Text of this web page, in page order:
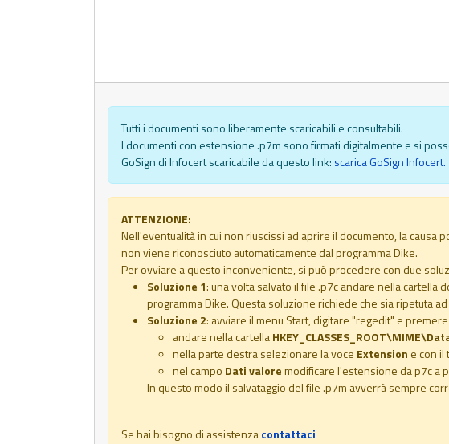
Tutti i documenti sono liberamente scaricabili e consultabili.
I documenti con estensione .p7m sono firmati digitalmente e si
GoSign di Infocert scaricabile da questo link: scarica GoSign Infocert.
ATTENZIONE:
Nell'eventualità in cui non riuscissi ad aprire il documento, la
non viene riconosciuto automaticamente dal programma Dike.
Per ovviare a questo inconveniente, si può procedere con due
Soluzione 1: una volta salvato il file .p7c andare nella
programma Dike. Questa soluzione richiede che sia ripetuta
Soluzione 2: avviare il menu Start, digitare "regedit" e
andare nella cartella
nella parte destra selezionare la voce Extension e con il
nel campo Dati valoremodificare l'estensione da p7c a
In questo modo il salvataggio del file .p7m avverrà sempre
Se hai bisogno di assistenzacontattaci